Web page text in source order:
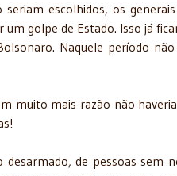
escolhidos, os
um golpe de Estado. Isso já
Naquele período
muito mais razão não
desarmado, de pessoas sem